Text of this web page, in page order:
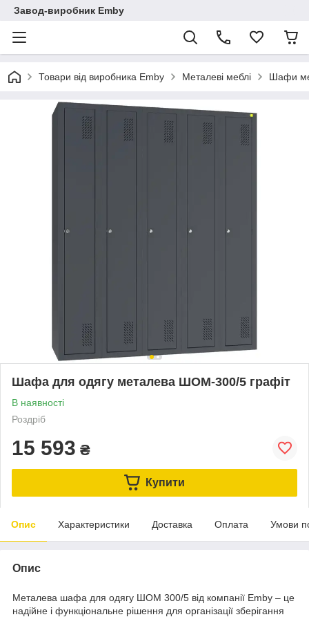
Завод-виробник Emby
Товари від виробника Emby Металеві меблі Шафи
Шафа для одягу металева ШОМ-300/5 графіт
В наявності
Роздріб
15 593 ₴
Купити
Опис Характеристики Доставка Оплата Умови
Опис
Металева шафа для одягу ШОМ 300/5 від компанії Emby – це
надійне і функціональне рішення для організації зберігання